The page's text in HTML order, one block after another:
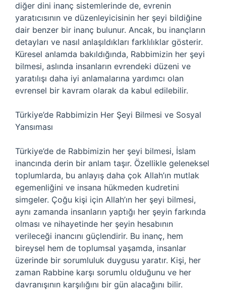
diğer dini inanç sistemlerinde de, evrenin
yaratıcısının ve düzenleyicisinin her şeyi bildiğine
dair benzer bir inanç bulunur. Ancak, bu inançların
detayları ve nasıl anlaşıldıkları farklılıklar gösterir.
Küresel anlamda bakıldığında, Rabbimizin her şeyi
bilmesi, aslında insanların evrendeki düzeni ve
yaratılışı daha iyi anlamalarına yardımcı olan
evrensel bir kavram olarak da kabul edilebilir.
Türkiye’de Rabbimizin Her Şeyi Bilmesi ve Sosyal
Yansıması
Türkiye’de de Rabbimizin her şeyi bilmesi, İslam
inancında derin bir anlam taşır. Özellikle geleneksel
toplumlarda, bu anlayış daha çok Allah’ın mutlak
egemenliğini ve insana hükmeden kudretini
simgeler. Çoğu kişi için Allah’ın her şeyi bilmesi,
aynı zamanda insanların yaptığı her şeyin farkında
olması ve nihayetinde her şeyin hesabının
verileceği inancını güçlendirir. Bu inanç, hem
bireysel hem de toplumsal yaşamda, insanlar
üzerinde bir sorumluluk duygusu yaratır. Kişi, her
zaman Rabbine karşı sorumlu olduğunu ve her
davranışının karşılığını bir gün alacağını bilir.